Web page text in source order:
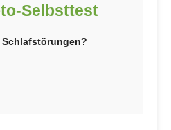
Selbsttest
Schlafstörungen?